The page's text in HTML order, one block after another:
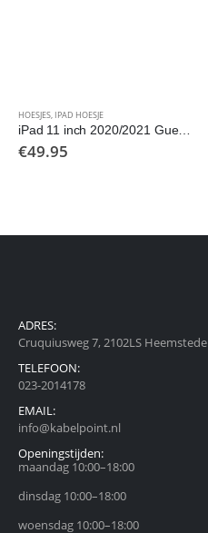
HOESJES, IPAD HOESJE
iPad 11 inch 2020/2021 Guess hoesje zwart
€49.95
ADRES:
Cruquiusweg 7, 2102LS Heemstede
TELEFOON:
023-2014178
EMAIL:
info@kabelpoint.nl
Openingstijden:
maandag 10:00–18:00
dinsdag 10:00–18:00
woensdag 10:00–18:00